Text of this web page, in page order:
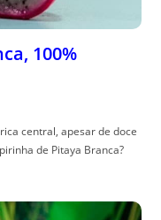
100%
central, apesar de doce
de Pitaya Branca?